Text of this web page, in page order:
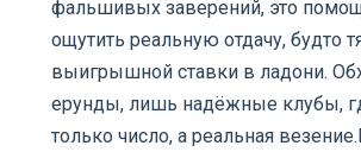
фальшивых заверений, это
ощутить реальную отдачу, будто
выигрышной ставки в ладони.
ерунды, лишь надёжные клубы,
только число, а реальная